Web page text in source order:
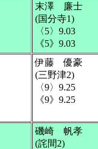
末澤 廉士
(国分寺1)
〈5〉9.03
《5》9.03
伊藤 優豪
(三野津2)
〈9〉9.25
《9》9.25
磯崎 帆孝
(詫間2)